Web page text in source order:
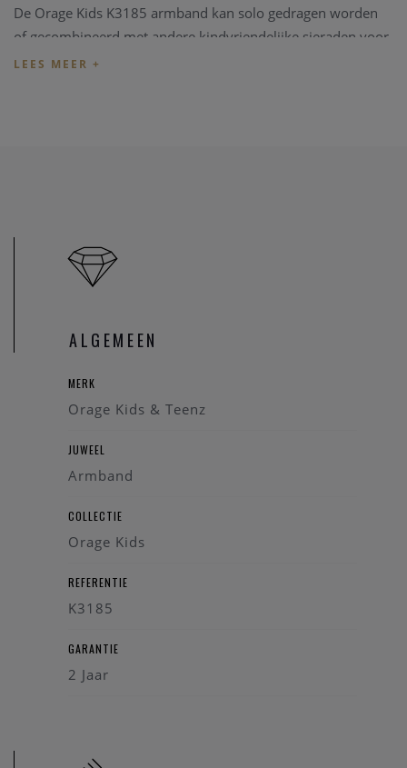
De Orage Kids K3185 armband kan solo gedragen worden
of gecombineerd met andere kindvriendelijke sieraden voor
een vrolijke en persoonlijke look.
Type: Kinderarmband
Materiaal: Zilver
Vercammen en voeg een stijlvol en speels accent toe aan de
ALGEMEEN
MERK
Orage Kids & Teenz
JUWEEL
Armband
COLLECTIE
Orage Kids
REFERENTIE
K3185
GARANTIE
2 Jaar